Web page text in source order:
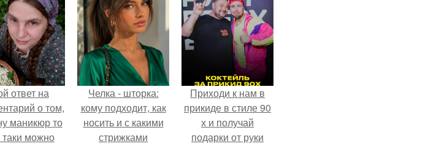
ответ на
о том,
маникюр то
таки можно
Челка - шторка:
кому подходит, как
носить и с какими
стрижками
Приходи к нам в
прикиде в стиле 90
х и получай
подарки от руки